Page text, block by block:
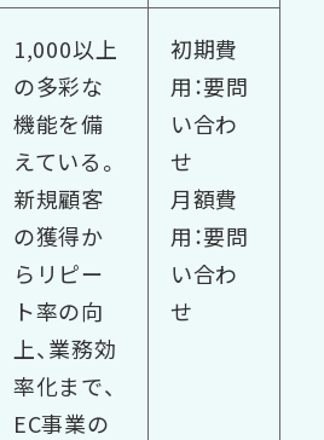
1,000以上
の多彩な
機能を備
えている。
新規顧客
の獲得か
らリピー
ト率の向
上、業務効
率化まで、
EC事業の
初期費
用：要問
い合わ
せ
月額費
用：要問
い合わ
せ